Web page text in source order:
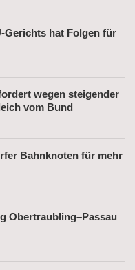
Gerichts hat Folgen für
wegen steigender
vom Bund
Bahnknoten für mehr
Obertraubling–Passau